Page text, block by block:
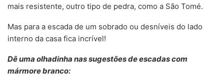
mais resistente, outro tipo de pedra, como a São Tomé.
Mas para a escada de um sobrado ou desníveis do lado
interno da casa fica incrível!
Dê uma olhadinha nas sugestões de escadas com
mármore branco: